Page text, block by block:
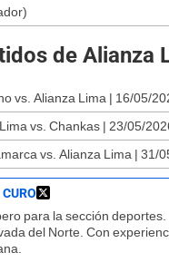
de Alianza
vs. Alianza Lima | 16/05/
vs. Chankas | 23/05/
vs. Alianza Lima | 31/
para la sección
del Norte. Con